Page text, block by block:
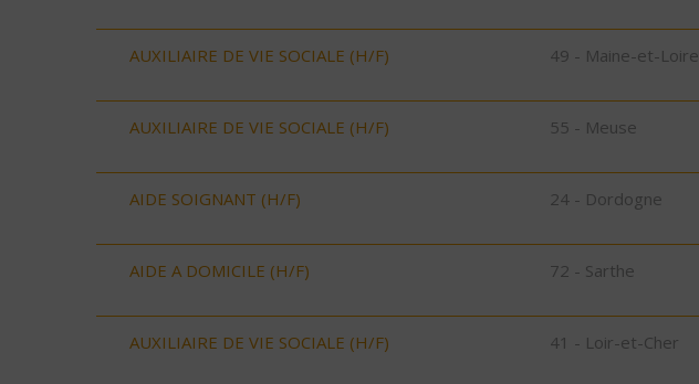
AUXILIAIRE DE VIE SOCIALE (H/F) 49 - Maine-et-Loire
AUXILIAIRE DE VIE SOCIALE (H/F) 55 - Meuse
AIDE SOIGNANT (H/F) 24 - Dordogne
AIDE A DOMICILE (H/F) 72 - Sarthe
AUXILIAIRE DE VIE SOCIALE (H/F) 41 - Loir-et-Cher